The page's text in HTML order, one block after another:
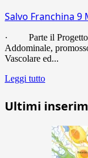
Salvo Franchina 9
· Parte il Progetto
Addominale,
Vascolare ed...
Leggi tutto
Ultimi